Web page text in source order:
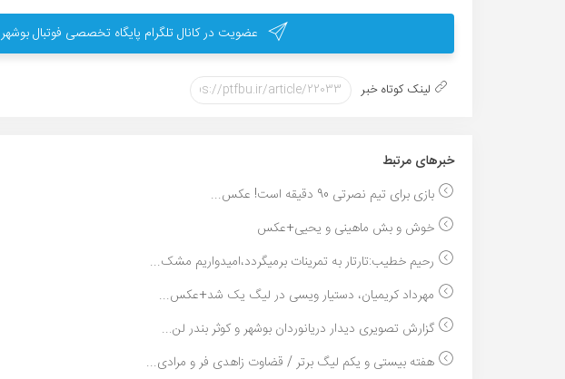
عضویت در کانال تلگرام پایگاه تخصصی فوتبال بوشهر
لینک کوتاه خبر
خبر‌های مرتبط
بازی برای تیم نصرتی 90 دقیقه است! عکس...
خوش و بش ماهینی و یحیی+عکس
رحیم خطیب:تارتار به تمرینات برمیگردد،امیدواریم مشک...
مهرداد کریمیان، دستیار ویسی در لیگ یک شد+عکس...
گزارش تصویری دیدار دریانوردان بوشهر و کوثر بندر لن...
هفته بیستی و یکم لیگ برتر / قضاوت زاهدی فر و مرادی...